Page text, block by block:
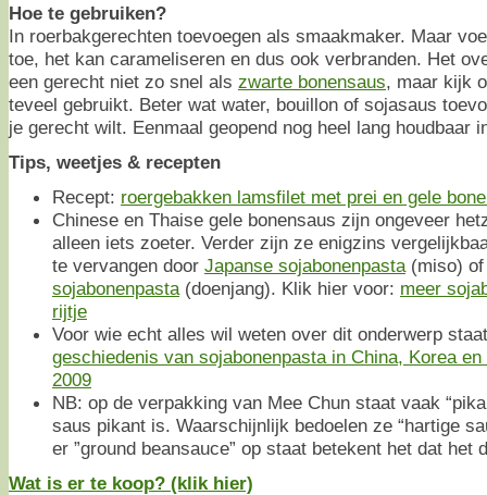
Hoe te gebruiken?
In roerbakgerechten toevoegen als smaakmaker. Maar
toe, het kan carameliseren en dus ook verbranden. Het
een gerecht niet zo snel als zwarte bonensaus, maar kijk
teveel gebruikt. Beter wat water, bouillon of sojasaus
je gerecht wilt. Eenmaal geopend nog heel lang houdbaar
Tips, weetjes & recepten
Recept: roergebakken lamsfilet met prei en gele
Chinese en Thaise gele bonensaus zijn ongeveer
alleen iets zoeter. Verder zijn ze enigzins
te vervangen door Japanse sojabonenpasta (miso)
sojabonenpasta (doenjang). Klik hier voor: meer
rijtje
Voor wie echt alles wil weten over dit onderwerp
geschiedenis van sojabonenpasta in China, Korea
2009
NB: op de verpakking van Mee Chun staat vaak
saus pikant is. Waarschijnlijk bedoelen ze “hartige
er ”ground beansauce” op staat betekent het dat het
Wat is er te koop? (klik hier)